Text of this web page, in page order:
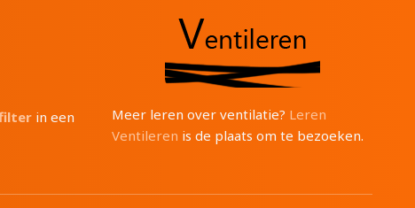
in een
Meer leren over ventilatie? Leren
Ventileren is de plaats om te bezoeken.